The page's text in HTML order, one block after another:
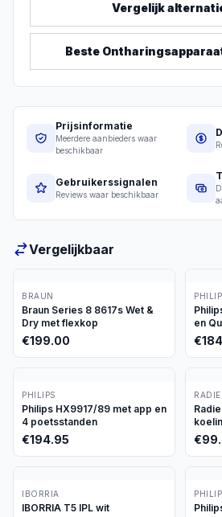
Vergelijk
Beste
Prijsinformatie
Meerdere aanbieders waar
beschikbaar
Gebruikerssignalen
Reviews waar beschikbaar
Vergelijkbaar
BRAUN
Braun Series 8 8617s Wet &
Dry met flexkop
€199.00
en
€
PHILIPS
Philips HX9917/89 met app en
4 poetsstanden
€194.95 €
IBORRIA
IBORRIA T5 IPL wit